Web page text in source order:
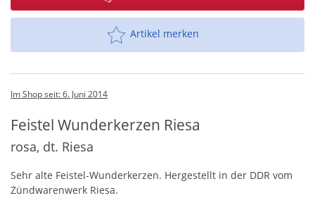
Artikel merken
Im Shop seit: 6. Juni 2014
Feistel Wunderkerzen Riesa
rosa, dt. Riesa
Sehr alte Feistel-Wunderkerzen. Hergestellt in der DDR vom
Zündwarenwerk Riesa.